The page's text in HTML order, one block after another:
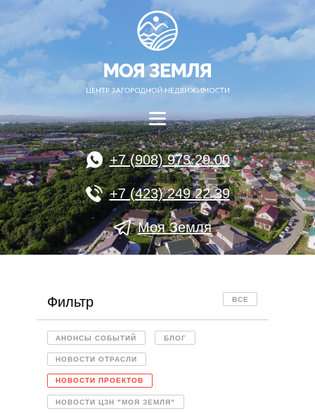
+7 (908) 973 29 00
+7 (423) 249 22 39
Моя Земля
ВСЕ
Фильтр
АНОНСЫ СОБЫТИЙ БЛОГ
НОВОСТИ ОТРАСЛИ
НОВОСТИ ПРОЕКТОВ
НОВОСТИ ЦЗН "МОЯ ЗЕМЛЯ"